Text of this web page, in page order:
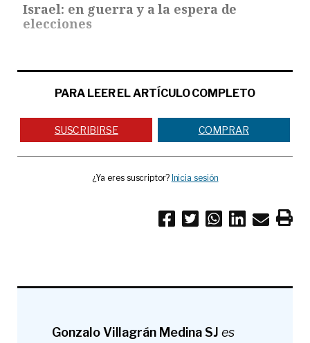
Israel: en guerra y a la espera de
elecciones
PARA LEER EL ARTÍCULO COMPLETO
SUSCRIBIRSE COMPRAR
¿Ya eres suscriptor? Inicia sesión
Gonzalo Villagrán Medina SJ es